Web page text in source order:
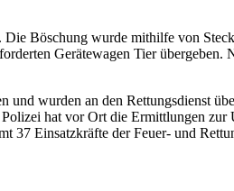
Böschung wurde mithilfe von
Gerätewagen Tier übergeben.
wurden an den Rettungsdienst
hat vor Ort die Ermittlungen
37 Einsatzkräfte der Feuer- und